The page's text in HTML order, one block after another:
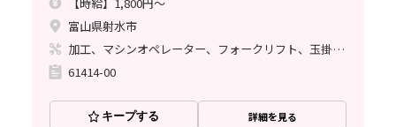
富山県射水市
加工、マシンオペレーター、フォークリフト、玉掛け・クレーン
61414-00
キープする 詳細を見る